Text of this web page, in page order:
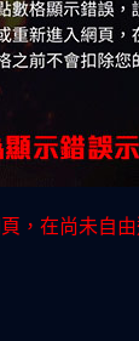
，在尚未自